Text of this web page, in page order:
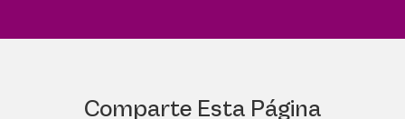
Comparte Esta Página